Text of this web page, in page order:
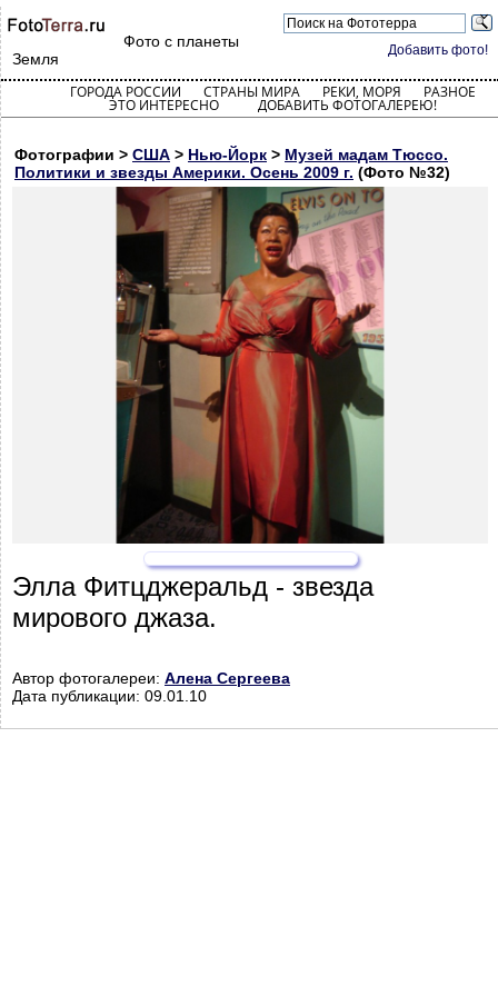
Добавить фото!
Фото с планеты
Земля
ГОРОДА РОССИИ СТРАНЫ МИРА РЕКИ, МОРЯ РАЗНОЕ
ЭТО ИНТЕРЕСНО ДОБАВИТЬ ФОТОГАЛЕРЕЮ!
Фотографии > США > Нью-Йорк > Музей мадам Тюссо.
Политики и звезды Америки. Осень 2009 г. (Фото №32)
Элла Фитцджеральд - звезда
мирового джаза.
Автор фотогалереи: Алена Сергеева
Дата публикации: 09.01.10